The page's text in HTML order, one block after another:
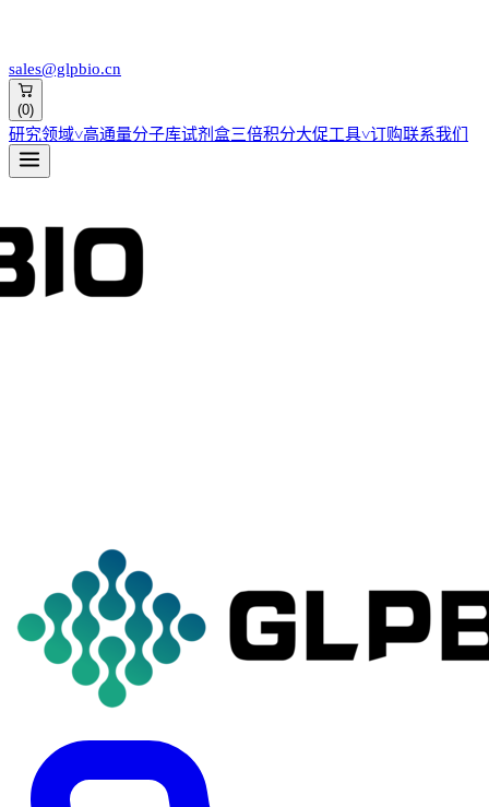
sales@glpbio.cn
(0)
研究领域˅高通量分子库试剂盒三倍积分大促工具˅订购联系我们